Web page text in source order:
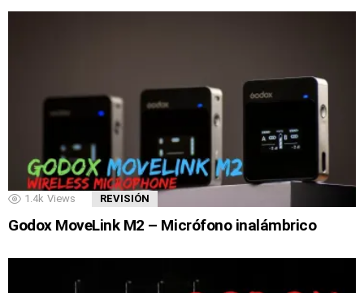
1.4k Views REVISIÓN
Godox MoveLink M2 – Micrófono inalámbrico